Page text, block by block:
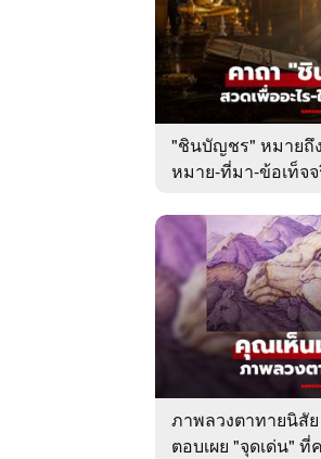
"ชินบัญชร" หมายถึ
หมาย-ที่มา-ข้อเท็จ
ภาพลวงตาทายนิสั
ตอบเผย "จุดเด่น"